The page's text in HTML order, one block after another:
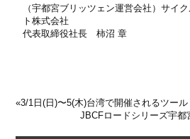
（宇都宮ブリッツェン運営会社）サイ
ト株式会社
代表取締役社長 柿沼 章
«3/1日(日)〜5(木)台湾で開催されるツー
JBCFロードシリーズ宇